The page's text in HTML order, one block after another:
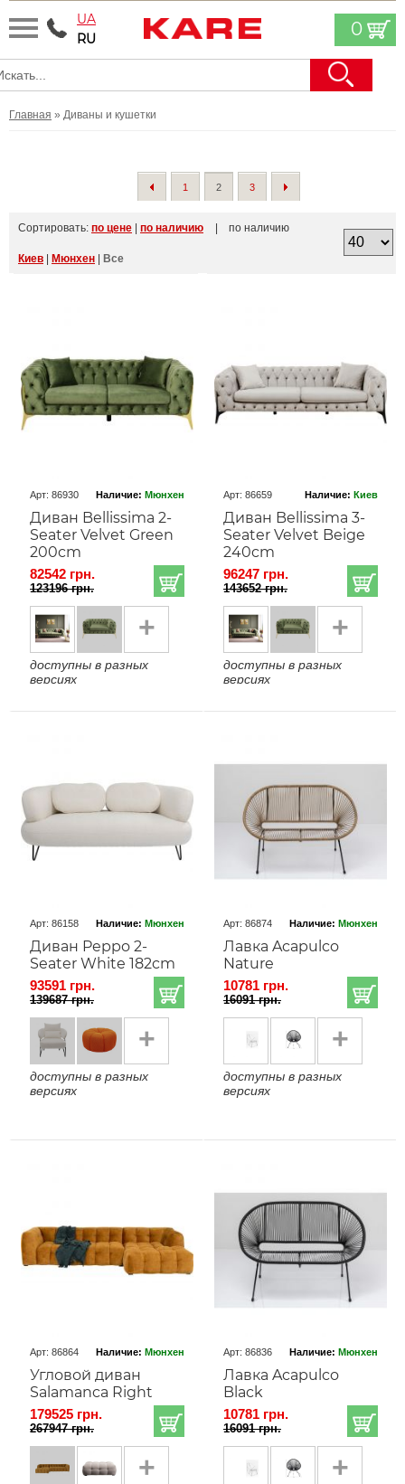
UA
RU
0
Главная » Диваны и кушетки
1 2 3
Сортировать: по цене по наличию | по наличию
Киев Мюнхен Все
Арт: 86930 Наличие: Мюнхен
Диван Bellissima 2-
Seater Velvet Green
200cm
82542 грн.
123196 грн.
+
доступны в разных
версиях
Арт: 86659 Наличие: Киев
Диван Bellissima 3-
Seater Velvet Beige
240cm
96247 грн.
143652 грн.
+
доступны в разных
версиях
Арт: 86158 Наличие: Мюнхен
Диван Peppo 2-
Seater White 182cm
93591 грн.
139687 грн.
+
доступны в разных
версиях
Арт: 86874 Наличие: Мюнхен
Лавка Acapulco
Nature
10781 грн.
16091 грн.
+
доступны в разных
версиях
Арт: 86864 Наличие: Мюнхен
Угловой диван
Salamanca Right
179525 грн.
267947 грн.
+
Арт: 86836 Наличие: Мюнхен
Лавка Acapulco
Black
10781 грн.
16091 грн.
+